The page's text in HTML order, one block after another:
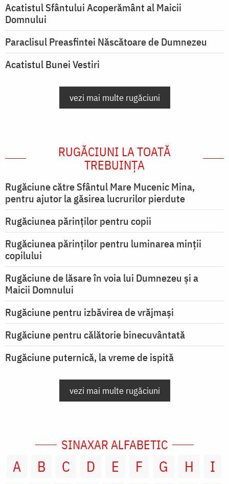
Acatistul Sfântului Acoperământ al Maicii
Domnului
Paraclisul Preasfintei Născătoare de Dumnezeu
Acatistul Bunei Vestiri
vezi mai multe rugăciuni
RUGĂCIUNI LA TOATĂ
TREBUINȚA
Rugăciune către Sfântul Mare Mucenic Mina,
pentru ajutor la găsirea lucrurilor pierdute
Rugăciunea părinților pentru copii
Rugăciunea părinților pentru luminarea minţii
copilului
Rugăciune de lăsare în voia lui Dumnezeu şi a
Maicii Domnului
Rugăciune pentru izbăvirea de vrăjmași
Rugăciune pentru călătorie binecuvântată
Rugăciune puternică, la vreme de ispită
vezi mai multe rugăciuni
SINAXAR ALFABETIC
A B C D E F G H
I